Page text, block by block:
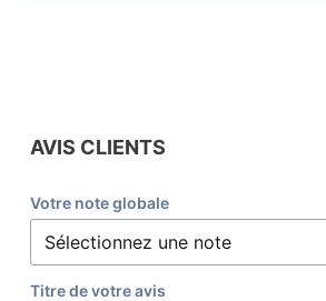
AVIS CLIENTS
Votre note globale
Titre de votre avis